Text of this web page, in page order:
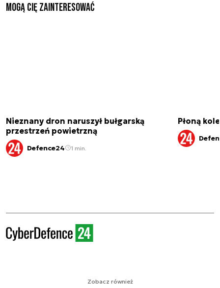
Mogą Cię zainteresować
Nieznany dron naruszył bułgarską
przestrzeń powietrzną
Defence24 1 min.
Płoną
Zobacz również